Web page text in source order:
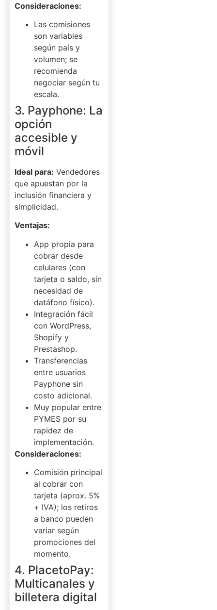
Consideraciones:
Las comisiones
son variables
según país y
volumen; se
recomienda
negociar según tu
escala.
3. Payphone: La
opción
accesible y
móvil
Ideal para: Vendedores
que apuestan por la
inclusión financiera y
simplicidad.
Ventajas:
App propia para
cobrar desde
celulares (con
tarjeta o saldo, sin
necesidad de
datáfono físico).
Integración fácil
con WordPress,
Shopify y
Prestashop.
Transferencias
entre usuarios
Payphone sin
costo adicional.
Muy popular entre
PYMES por su
rapidez de
implementación.
Consideraciones:
Comisión principal
al cobrar con
tarjeta (aprox. 5%
+ IVA); los retiros
a banco pueden
variar según
promociones del
momento.
4. PlacetoPay:
Multicanales y
billetera digital